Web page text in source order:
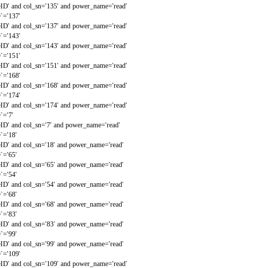
and col_sn='135' and power_name='read'
and col_sn='137' and power_name='read'
and col_sn='143' and power_name='read'
and col_sn='151' and power_name='read'
and col_sn='168' and power_name='read'
and col_sn='174' and power_name='read'
and col_sn='7' and power_name='read'
and col_sn='18' and power_name='read'
and col_sn='65' and power_name='read'
and col_sn='54' and power_name='read'
and col_sn='68' and power_name='read'
and col_sn='83' and power_name='read'
and col_sn='99' and power_name='read'
and col_sn='109' and power_name='read'